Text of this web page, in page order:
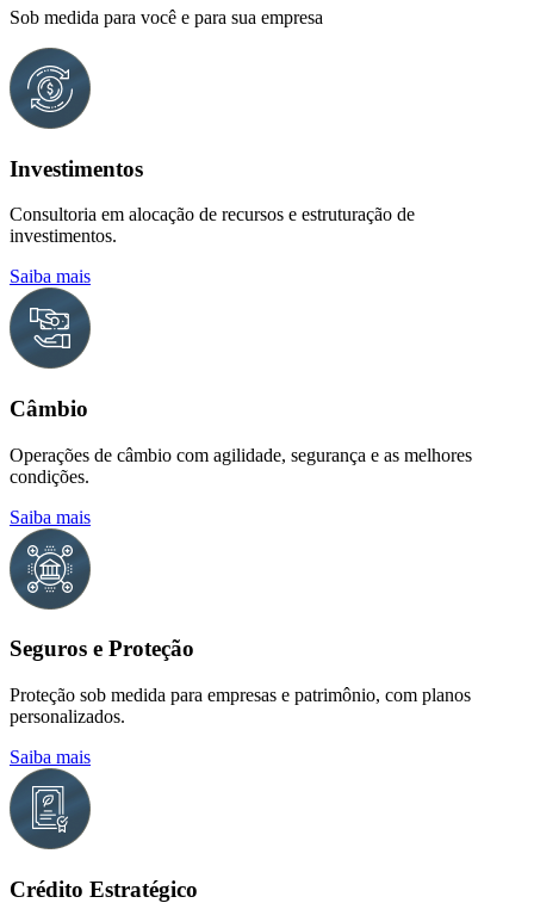
Sob medida para você e para sua empresa
Investimentos
Consultoria em alocação de recursos e estruturação de
investimentos.
Saiba mais
Câmbio
Operações de câmbio com agilidade, segurança e as melhores
condições.
Saiba mais
Seguros e Proteção
Proteção sob medida para empresas e patrimônio, com planos
personalizados.
Saiba mais
Crédito Estratégico